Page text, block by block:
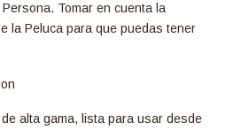
Tomar en cuenta la
la Peluca para que puedas tener
alta gama, lista para usar desde